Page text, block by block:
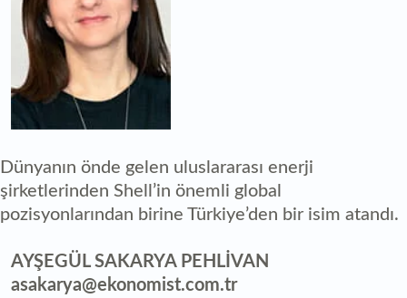
Dünyanın önde gelen uluslararası enerji
şirketlerinden Shell’in önemli global
pozisyonlarından birine Türkiye’den bir isim atandı.
AYŞEGÜL SAKARYA PEHLİVAN
asakarya@ekonomist.com.tr